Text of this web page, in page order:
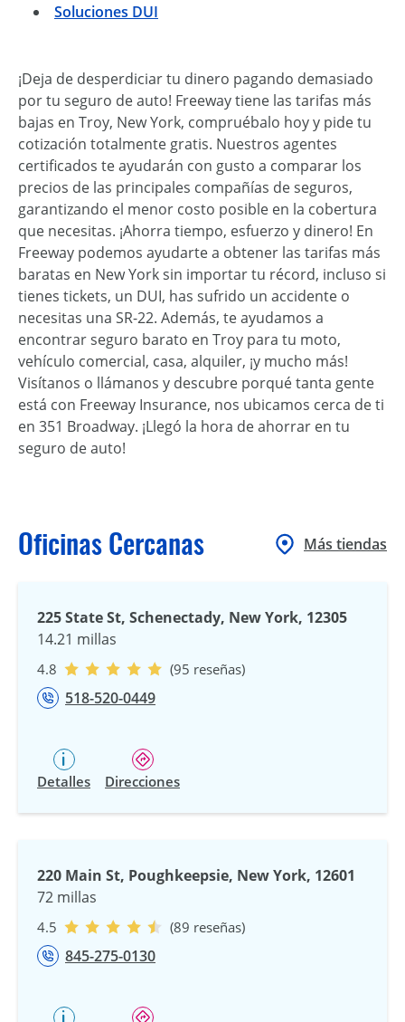
Soluciones DUI
¡Deja de desperdiciar tu dinero pagando demasiado
por tu seguro de auto! Freeway tiene las tarifas más
bajas en Troy, New York, compruébalo hoy y pide tu
cotización totalmente gratis. Nuestros agentes
certificados te ayudarán con gusto a comparar los
precios de las principales compañías de seguros,
garantizando el menor costo posible en la cobertura
que necesitas. ¡Ahorra tiempo, esfuerzo y dinero! En
Freeway podemos ayudarte a obtener las tarifas más
baratas en New York sin importar tu récord, incluso si
tienes tickets, un DUI, has sufrido un accidente o
necesitas una SR-22. Además, te ayudamos a
encontrar seguro barato en Troy para tu moto,
vehículo comercial, casa, alquiler, ¡y mucho más!
Visítanos o llámanos y descubre porqué tanta gente
está con Freeway Insurance, nos ubicamos cerca de ti
en 351 Broadway. ¡Llegó la hora de ahorrar en tu
seguro de auto!
Oficinas Cercanas Más tiendas
225 State St, Schenectady, New York, 12305
14.21 millas
4.8 (95 reseñas)
518-520-0449
Detalles Direcciones
220 Main St, Poughkeepsie, New York, 12601
72 millas
4.5 (89 reseñas)
845-275-0130